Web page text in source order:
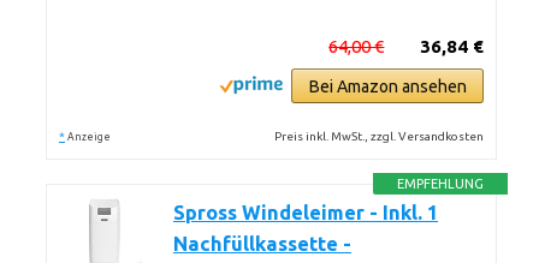
36,84 €
64,00 €
Bei Amazon ansehen
* Anzeige Preis inkl. MwSt., zzgl. Versandkosten
EMPFEHLUNG
Spross Windeleimer - Inkl. 1
Nachfüllkassette -